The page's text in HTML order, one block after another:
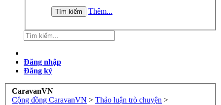
Thêm...
Đăng nhập
Đăng ký
CaravanVN
Cộng đồng CaravanVN > Thảo luận trò chuyện >